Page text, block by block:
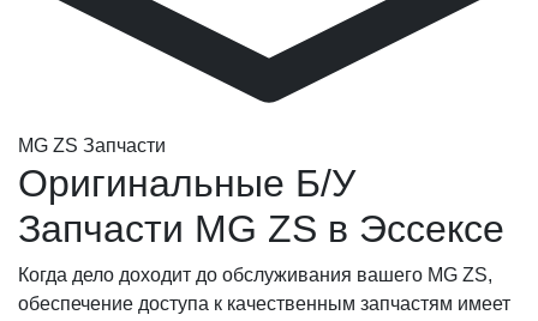
MG ZS Запчасти
Оригинальные Б/У
Запчасти MG ZS в Эссексе
Когда дело доходит до обслуживания вашего MG ZS,
обеспечение доступа к качественным запчастям имеет